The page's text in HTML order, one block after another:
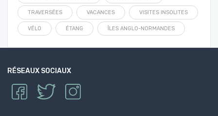
TRAVERSÉES VACANCES VISITES INSOLITES
VÉLO ÉTANG ÎLES ANGLO-NORMANDES
RÉSEAUX SOCIAUX